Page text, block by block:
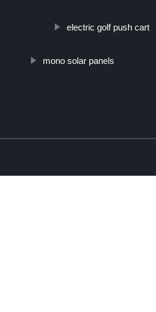
electric golf push cart
mono solar panels